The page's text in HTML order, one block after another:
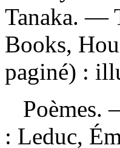
Tanaka. —
Books,
paginé) :
Poèmes.
: Leduc,